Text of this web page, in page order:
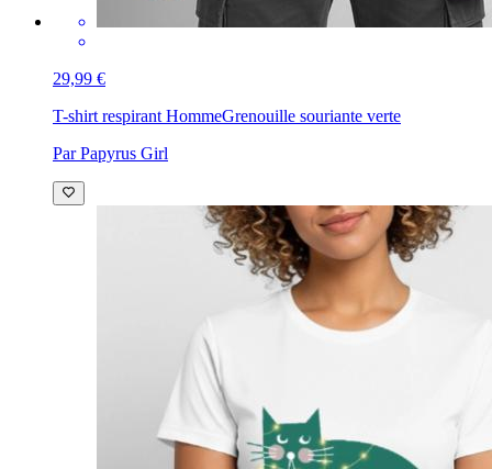
29,99 €
T-shirt respirant HommeGrenouille souriante verte
Par Papyrus Girl